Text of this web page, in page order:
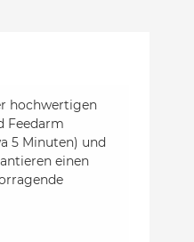
hochwertigen
Feedarm
5 Minuten) und
einen